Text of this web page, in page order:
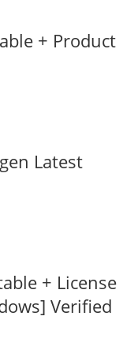
+ Product
Latest
+ License
Verified